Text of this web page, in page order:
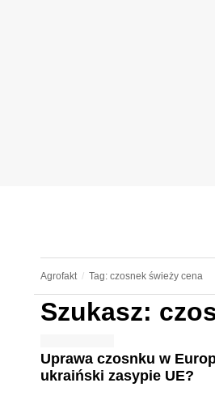
Agrofakt Tag: czosnek świeży cena
Szukasz:
Uprawa czosnku w
ukraiński zasypie UE?